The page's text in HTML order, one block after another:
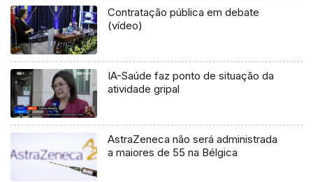
Contratação pública em debate
(vídeo)
IA-Saúde faz ponto de situação da
atividade gripal
AstraZeneca não será administrada
a maiores de 55 na Bélgica